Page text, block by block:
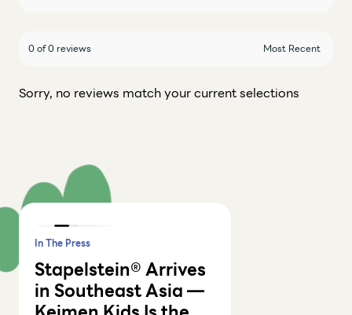
0 of 0 reviews
Sorry, no reviews match your current selections
In The Press
Articles
In The Press
Stapelstein® Arrives
in Southeast Asia —
Articles
Articles
ReviewsIn The Press
ArticlesVideo